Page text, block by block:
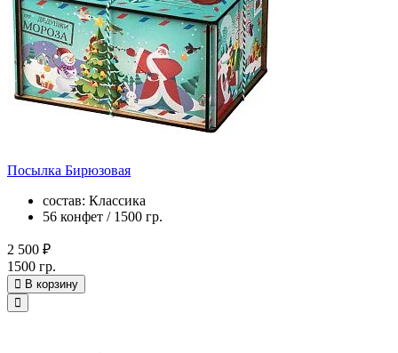
Посылка Бирюзовая
состав: Классика
56 конфет / 1500 гр.
2 500 ₽
1500 гр.
В корзину